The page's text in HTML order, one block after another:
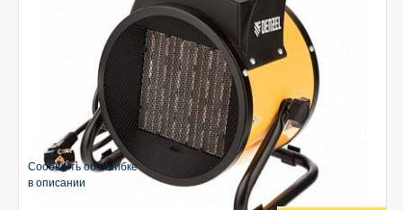
Сообщить об ошибке
в описании